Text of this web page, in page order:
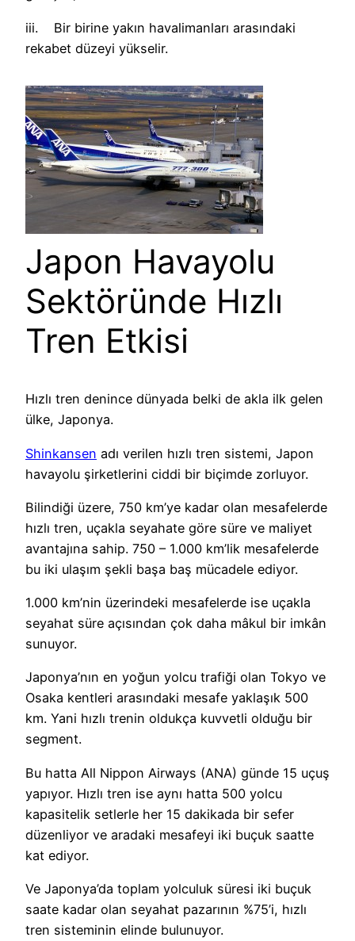
iii. Bir birine yakın havalimanları arasındaki
rekabet düzeyi yükselir.
Japon Havayolu
Sektöründe Hızlı
Tren Etkisi
Hızlı tren denince dünyada belki de akla ilk gelen
ülke, Japonya.
Shinkansen adı verilen hızlı tren sistemi, Japon
havayolu şirketlerini ciddi bir biçimde zorluyor.
Bilindiği üzere, 750 km’ye kadar olan mesafelerde
hızlı tren, uçakla seyahate göre süre ve maliyet
avantajına sahip. 750 – 1.000 km’lik mesafelerde
bu iki ulaşım şekli başa baş mücadele ediyor.
1.000 km’nin üzerindeki mesafelerde ise uçakla
seyahat süre açısından çok daha mâkul bir imkân
sunuyor.
Japonya’nın en yoğun yolcu trafiği olan Tokyo ve
Osaka kentleri arasındaki mesafe yaklaşık 500
km. Yani hızlı trenin oldukça kuvvetli olduğu bir
segment.
Bu hatta All Nippon Airways (ANA) günde 15 uçuş
yapıyor. Hızlı tren ise aynı hatta 500 yolcu
kapasitelik setlerle her 15 dakikada bir sefer
düzenliyor ve aradaki mesafeyi iki buçuk saatte
kat ediyor.
Ve Japonya’da toplam yolculuk süresi iki buçuk
saate kadar olan seyahat pazarının %75’i, hızlı
tren sisteminin elinde bulunuyor.